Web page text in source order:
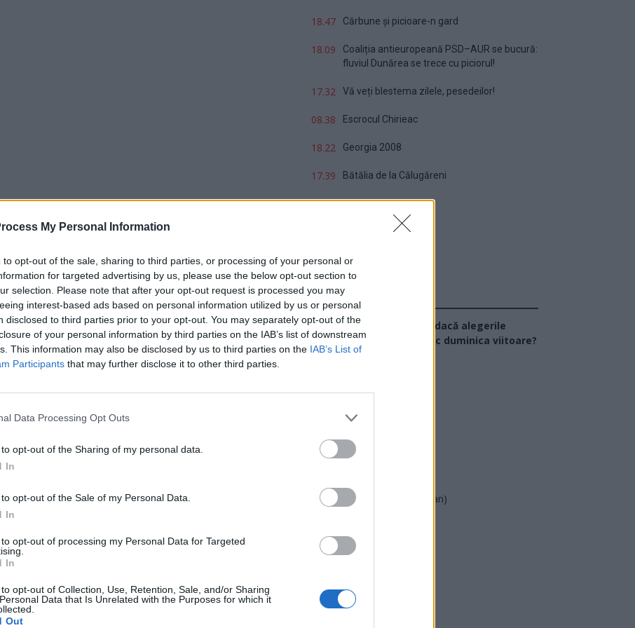
My Personal Information
to opt-out of the sale, sharing to third parties, or processing of your personal or
for targeted advertising by us, please use the below opt-out section to
selection. Please note that after your opt-out request is processed you may
interest-based ads based on personal information utilized by us or personal
disclosed to third parties prior to your opt-out. You may separately opt-out of the
of your personal information by third parties on the IAB’s list of downstream
This information may also be disclosed by us to third parties on the IAB’s List of
Participants that may further disclose it to other third parties.
Data Processing Opt Outs
opt-out of the Sharing of my personal data.
In
opt-out of the Sale of my Personal Data.
In
opt-out of processing my Personal Data for Targeted
In
opt-out of Collection, Use, Retention, Sale, and/or Sharing
Data that Is Unrelated with the Purposes for which it
Out
18.47 Cărbune și picioare-n gard
18.09
Coaliția antieuropeană PSD–AUR se bucură:
fluviul Dunărea se trece cu piciorul!
17.32 Vă veți blestema zilele, pesedeilor!
08.38 Escrocul Chirieac
18.22 Georgia 2008
17.39 Bătălia de la Călugăreni
Sondaj
Ce partid ați vota dacă alegerile
parlamentare ar avea loc duminica viitoare?
PNL
PSD
UDMR
Forța Dreptei (L. Orban)
REPER
POT (Gavrilă)